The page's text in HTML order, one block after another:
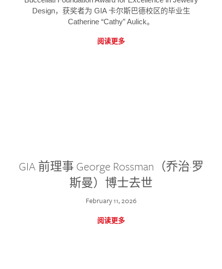
Design，获奖者为 GIA 卡尔斯巴德校区的毕业生
Catherine “Cathy” Aulick。
阅读更多
GIA 前理事 George Rossman（乔治·罗
斯曼）博士去世
February 11, 2026
阅读更多